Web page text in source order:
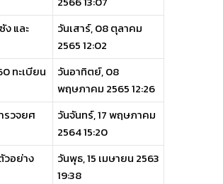
และ
วันเสาร์, 08 ตุลาคม
2565 12:02
ทะเบียน
วันอาทิตย์, 08
พฤษภาคม 2565 12:26
รวจยศ
วันจันทร์, 17 พฤษภาคม
2564 15:20
วอย่าง
วันพุธ, 15 เมษายน 2563
19:38